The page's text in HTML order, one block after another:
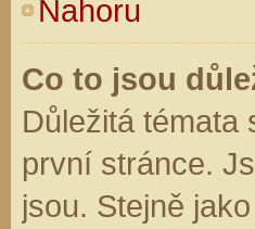
Nahoru
Co to jsou
Důležitá témata
první stránce.
jsou. Stejně